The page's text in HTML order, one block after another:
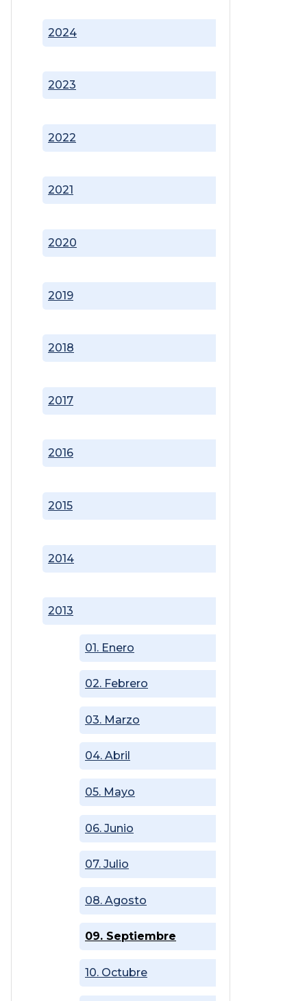
2013
01. Enero
02. Febrero
03. Marzo
04. Abril
05. Mayo
06. Junio
07. Julio
08. Agosto
09. Septiembre
10. Octubre
2014
2015
2016
2017
2018
2019
2020
2021
2022
2023
2024